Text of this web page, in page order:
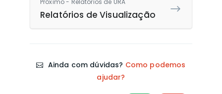
Próximo - Relatórios de URA
Relatórios de Visualização
Ainda com dúvidas? Como podemos
ajudar?